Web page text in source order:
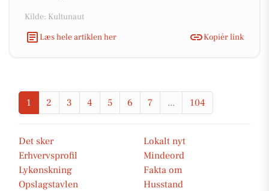
Kilde: Kultunaut
Læs hele artiklen her
Kopiér link
1 2 3 4 5 6 7 ... 104
Det sker
Lokalt nyt
Erhvervsprofil
Mindeord
Lykønskning
Fakta om
Opslagstavlen
Husstand